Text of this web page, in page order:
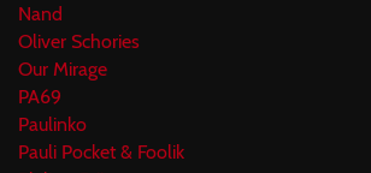
Nand
Oliver Schories
Our Mirage
PA69
Paulinko
Pauli Pocket & Foolik